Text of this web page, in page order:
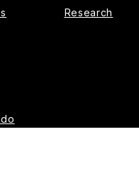
Research